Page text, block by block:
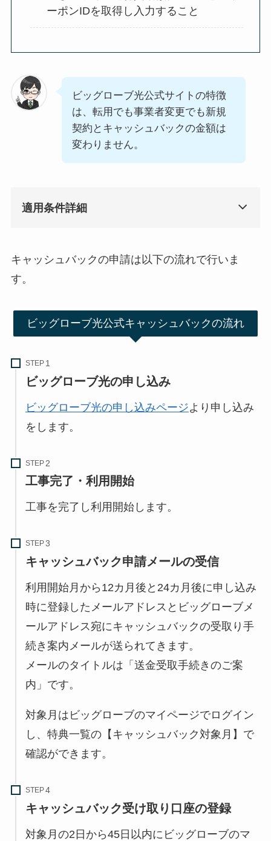
ーポンIDを取得し入力すること
ビッグローブ光公式サイトの特徴
は、転用でも事業者変更でも新規
契約とキャッシュバックの金額は
変わりません。
適用条件詳細
キャッシュバックの申請は以下の流れで行いま
す。
ビッグローブ光公式キャッシュバックの流れ
STEP
ビッグローブ光の申し込み
ビッグローブ光の申し込みページより申し込み
をします。
STEP
工事完了・利用開始
工事を完了し利用開始します。
STEP
キャッシュバック申請メールの受信
利用開始月から12カ月後と24カ月後に申し込み
時に登録したメールアドレスとビッグローブメ
ールアドレス宛にキャッシュバックの受取り手
続き案内メールが送られてきます。
メールのタイトルは「送金受取手続きのご案
内」です。
対象月はビッグローブのマイページでログイン
し、特典一覧の【キャッシュバック対象月】で
確認ができます。
STEP
キャッシュバック受け取り口座の登録
対象月の2日から45日以内にビッグローブのマ